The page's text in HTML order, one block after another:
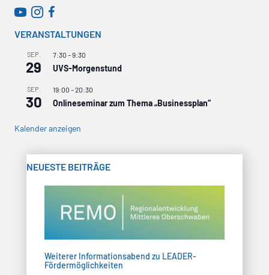
WirtschaftsRADAR bei YouTube
WirtschaftsRADAR bei Instagram
VERANSTALTUNGEN
SEP.
29
7:30 –9:30
UVS-Morgenstund
SEP.
30
19:00 –20:30
Onlineseminar zum Thema „Businessplan“
Kalender anzeigen
NEUESTE BEITRÄGE
Weiterer Informationsabend zu LEADER-
Fördermöglichkeiten